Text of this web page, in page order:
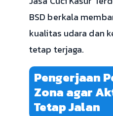
BSD berkala
kualitas udara dan
tetap terjaga.
Pengerjaan
Zona agar
Tetap Jalan